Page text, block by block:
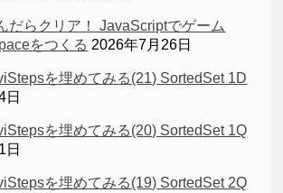
だらクリア！ JavaScriptでゲーム
をつくる 2026年7月26日
を埋めてみる(21) SortedSet 1D
日
を埋めてみる(20) SortedSet 1Q
日
を埋めてみる(19) SortedSet 2Q